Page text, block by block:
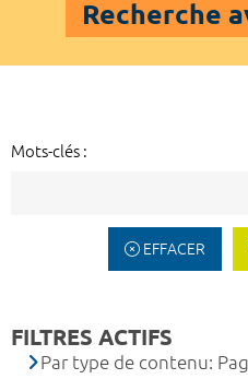
Recherche
Mots-clés :
EFFACER
FILTRES ACTIFS
Par type de contenu: